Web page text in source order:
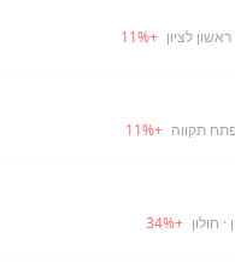
ראשון לציון +
11%
תקווה +
11%
· חולון +
34%